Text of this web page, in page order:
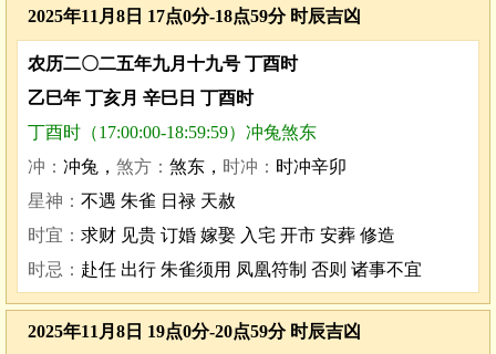
2025年11月8日 17点0分-18点59分 时辰吉凶
农历二〇二五年九月十九号 丁酉时
乙巳年 丁亥月 辛巳日 丁酉时
丁酉时（17:00:00-18:59:59）冲兔煞东
冲： 冲兔， 煞方： 煞东， 时冲： 时冲辛卯
星神： 不遇 朱雀 日禄 天赦
时宜： 求财 见贵 订婚 嫁娶 入宅 开市 安葬 修造
时忌： 赴任 出行 朱雀须用 凤凰符制 否则 诸事不宜
2025年11月8日 19点0分-20点59分 时辰吉凶